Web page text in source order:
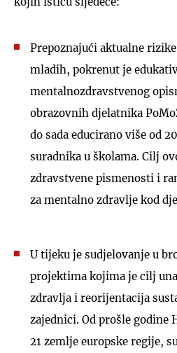
Prepoznajući aktualne
mladih, pokrenut je
mentalnozdravstvenog
obrazovnih djelatnika
do sada educirano više od
suradnika u školama. Cilj
zdravstvene pismenosti i
za mentalno zdravlje kod
U tijeku je sudjelovanje u
projektima kojima je cilj
zdravlja i reorijentacija
zajednici. Od prošle godine
21 zemlje europske regije,